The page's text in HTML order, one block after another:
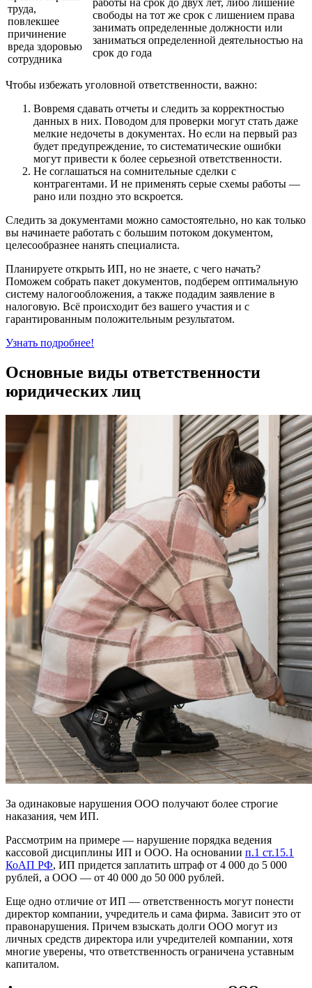
труда,
повлекшее
причинение
вреда здоровью
сотрудника
свободы на тот же срок с лишением права
занимать определенные должности или
заниматься определенной деятельностью на
срок до года
Чтобы избежать уголовной ответственности, важно:
Вовремя сдавать отчеты и следить за корректностью
данных в них. Поводом для проверки могут стать даже
мелкие недочеты в документах. Но если на первый раз
будет предупреждение, то систематические ошибки
могут привести к более серьезной ответственности.
Не соглашаться на сомнительные сделки с
контрагентами. И не применять серые схемы работы —
рано или поздно это вскроется.
Следить за документами можно самостоятельно, но как только
вы начинаете работать с большим потоком документом,
целесообразнее нанять специалиста.
Планируете открыть ИП, но не знаете, с чего начать?
Поможем собрать пакет документов, подберем оптимальную
систему налогообложения, а также подадим заявление в
налоговую. Всё происходит без вашего участия и с
гарантированным положительным результатом.
Узнать подробнее!
Основные виды ответственности
юридических лиц
За одинаковые нарушения ООО получают более строгие
наказания, чем ИП.
Рассмотрим на примере — нарушение порядка ведения
кассовой дисциплины ИП и ООО. На основании п.1 ст.15.1
КоАП РФ, ИП придется заплатить штраф от 4 000 до 5 000
рублей, а ООО — от 40 000 до 50 000 рублей.
Еще одно отличие от ИП — ответственность могут понести
директор компании, учредитель и сама фирма. Зависит это от
правонарушения. Причем взыскать долги ООО могут из
личных средств директора или учредителей компании, хотя
многие уверены, что ответственность ограничена уставным
капиталом.